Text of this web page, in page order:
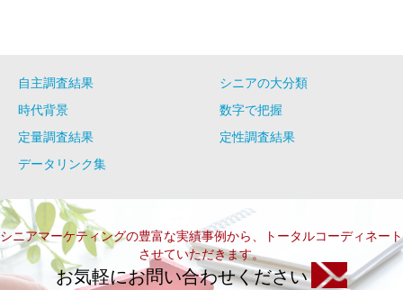
自主調査結果
シニアの大分類
時代背景
数字で把握
定量調査結果
定性調査結果
データリンク集
シニアマーケティングの豊富な実績事例から、トータルコーディネート
させていただきます。
お気軽にお問い合わせください